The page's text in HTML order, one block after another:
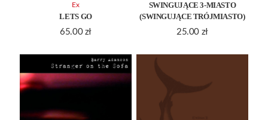
LETS GO
65.00 zł
Ex
SWINGUJĄCE 3-MIASTO
(SWINGUJĄCE TRÓJMIASTO)
25.00 zł